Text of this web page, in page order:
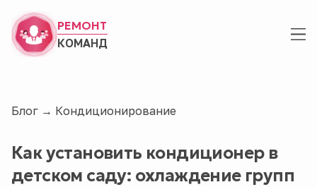
РЕМОНТ
КОМАНД
Блог → Кондиционирование
Как установить кондиционер в
детском саду: охлаждение групп